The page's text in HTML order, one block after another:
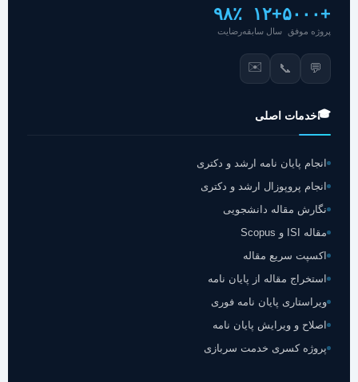
+۵۰۰۰
پروژه موفق
+۱۲
سال سابقه
۹۸٪
رضایت
💬
📞
✉️
🎓خدمات اصلی
انجام پایان نامه ارشد و دکتری
انجام پروپوزال ارشد و دکتری
نگارش مقاله دانشجویی
مقاله ISI و Scopus
اکسپت سریع مقاله
استخراج مقاله از پایان نامه
ویراستاری پایان نامه فوری
اصلاح و ویرایش پایان نامه
پروژه کسری خدمت سربازی